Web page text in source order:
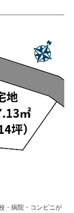
・病院・コンビニが